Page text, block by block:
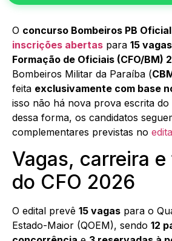
O concurso Bombeiros PB Oficial
inscrições abertas para 15 vagas
Formação de Oficiais (CFO/BM)
Bombeiros Militar da Paraíba (
feita exclusivamente com base
isso não há nova prova escrita
dessa forma, os candidatos
complementares previstas no
Vagas, carreira
do CFO 2026
O edital prevê 15 vagas para o
Estado-Maior (QOEM), sendo 12